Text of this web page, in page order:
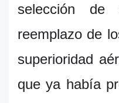
selección de
reemplazo de
superioridad
que ya había